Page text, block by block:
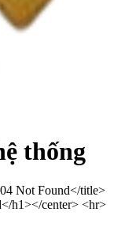
thống
Not Found</title>
h1></center> <hr>